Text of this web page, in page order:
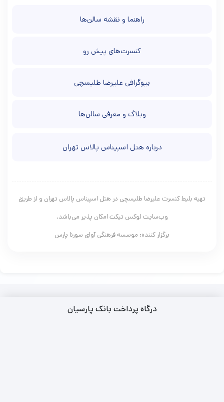
راهنما و نقشه سالن‌ها
کنسرت‌های پیش رو
بیوگرافی علیرضا طلیسچی
وبلاگ و معرفی سالن‌ها
درباره هتل اسپیناس پالاس تهران
تهیه بلیط کنسرت علیرضا طلیسچی در هتل اسپیناس پالاس تهران و از طریق
وب‌سایت لوکس تیکت امکان پذیر می‌باشد.
برگزار کننده: موسسه فرهنگی آوای سورنا پارس
درگاه پرداخت بانک پارسیان